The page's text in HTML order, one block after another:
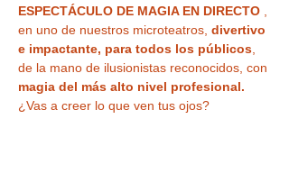
ESPECTÁCULO DE MAGIA EN DIRECTO
en uno de nuestros microteatros, divertivo
e impactante, para todos los públicos
de la mano de ilusionistas reconocidos, con
magia del más alto nivel profesional.
¿Vas a creer lo que ven tus ojos?